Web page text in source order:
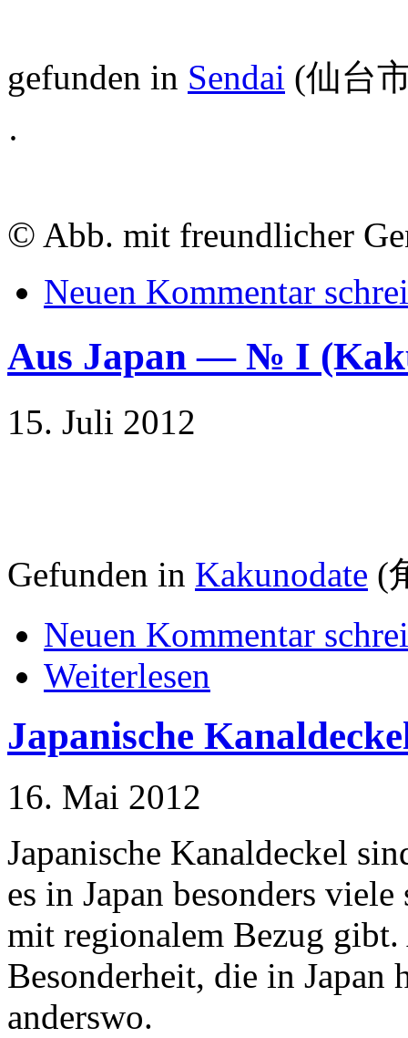
gefunden in Sendai (仙台
·
© Abb. mit freundlicher
Neuen Kommentar
Aus Japan — № I
15. Juli 2012
Gefunden in Kakunodate (
Neuen Kommentar
Weiterlesen
Japanische
16. Mai 2012
Japanische Kanaldeckel
es in Japan besonders
mit regionalem Bezug
Besonderheit, die in Japan
anderswo.